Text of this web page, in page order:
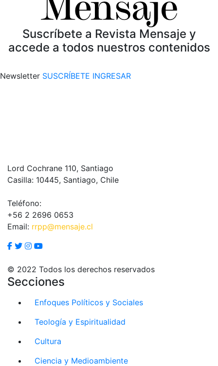
Suscríbete a Revista Mensaje y
accede a todos nuestros contenidos
Newsletter SUSCRÍBETE INGRESAR
Lord Cochrane 110, Santiago
Casilla: 10445, Santiago, Chile
Teléfono:
+56 2 2696 0653
Email: rrpp@mensaje.cl
© 2022 Todos los derechos reservados
Secciones
Enfoques Políticos y Sociales
Teología y Espiritualidad
Cultura
Ciencia y Medioambiente